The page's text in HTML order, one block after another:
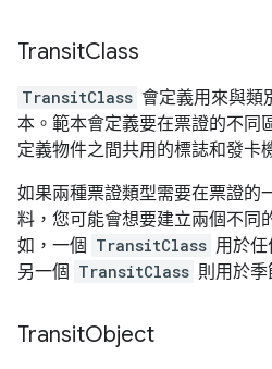
TransitClass
TransitClass 會定義用來與類
本。範本會定義要在票證的不同
定義物件之間共用的標誌和發卡
如果兩種票證類型需要在票證的
料，您可能會想要建立兩個不同
如，一個 TransitClass 用於任
另一個 TransitClass 則用於季
TransitObject